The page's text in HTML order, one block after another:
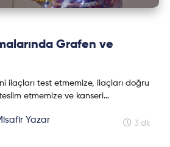
Grafen ve
ilaçları test etmemize, ilaçları doğru
etmemize ve kanseri
ayrıntılara yer verdim, iyi
Yazar 3 dk